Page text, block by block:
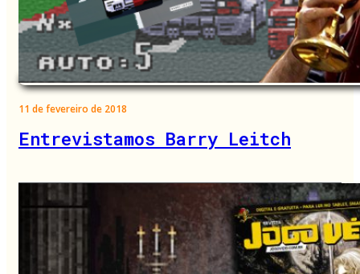
11 de fevereiro de 2018
Entrevistamos Barry Leitch